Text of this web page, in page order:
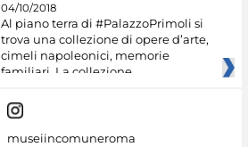
04/10/2018
Al piano terra di #PalazzoPrimoli si
trova una collezione di opere d’arte,
cimeli napoleonici, memorie
familiari. La collezione
museiincomuneroma